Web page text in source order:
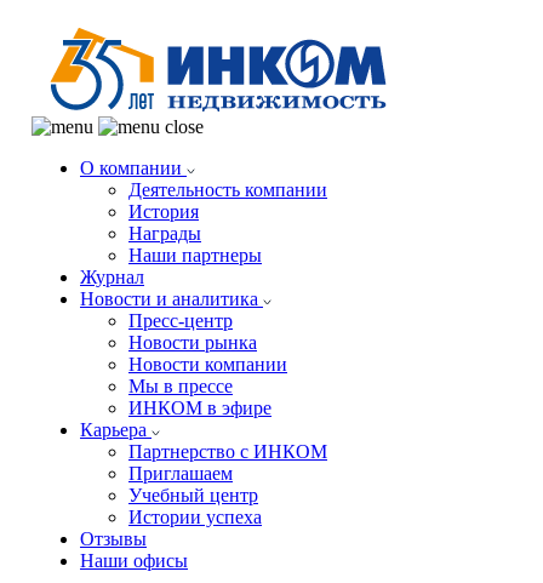
О компании
Деятельность компании
История
Награды
Наши партнеры
Журнал
Новости и аналитика
Пресс-центр
Новости рынка
Новости компании
Мы в прессе
ИНКОМ в эфире
Карьера
Партнерство с ИНКОМ
Приглашаем
Учебный центр
Истории успеха
Отзывы
Наши офисы